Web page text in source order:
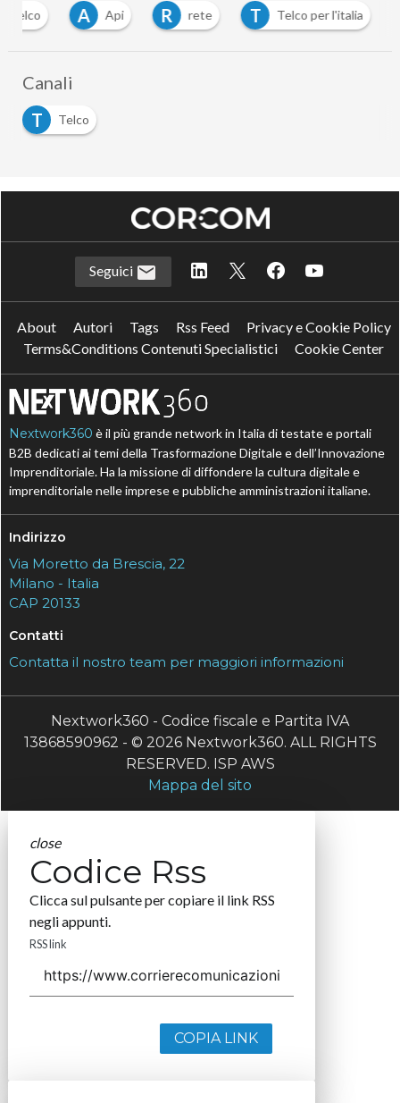
A Api R rete T Telco per l'italia
Canali
T
Telco
Seguici
About Autori Tags Rss Feed
Privacy e Cookie Policy
Terms&Conditions Contenuti Specialistici
Cookie Center
Nextwork360 è il più grande network in Italia di testate e portali
B2B dedicati ai temi della Trasformazione Digitale e dell’Innovazione
Imprenditoriale. Ha la missione di diffondere la cultura digitale e
imprenditoriale nelle imprese e pubbliche amministrazioni italiane.
Indirizzo
Via Moretto da Brescia, 22
Milano - Italia
CAP 20133
Contatti
Contatta il nostro team per maggiori informazioni
Nextwork360 - Codice fiscale e Partita IVA
13868590962 - © 2026 Nextwork360. ALL RIGHTS
RESERVED. ISP AWS
Mappa del sito
close
Codice Rss
Clicca sul pulsante per copiare il link RSS
negli appunti.
RSS link
COPIA LINK